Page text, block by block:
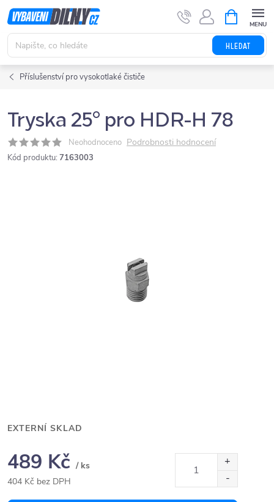
Přejít
na
obsah
HLEDAT
NÁKUPNÍ
KOŠÍK
Příslušenství pro vysokotlaké čističe
Tryska 25° pro HDR-H 78
Neohodnoceno Podrobnosti hodnocení
Kód produktu: 7163003
EXTERNÍ SKLAD
489 Kč / ks
404 Kč bez DPH